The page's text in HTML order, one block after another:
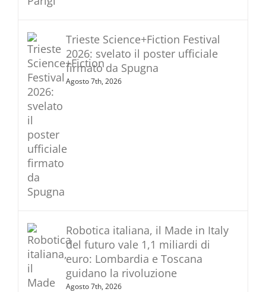
Trieste Science+Fiction Festival
2026: svelato il poster ufficiale
firmato da Spugna
Agosto 7th, 2026
Robotica italiana, il Made in Italy
del futuro vale 1,1 miliardi di
euro: Lombardia e Toscana
guidano la rivoluzione
Agosto 7th, 2026